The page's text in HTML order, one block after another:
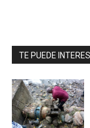
TE PUEDE